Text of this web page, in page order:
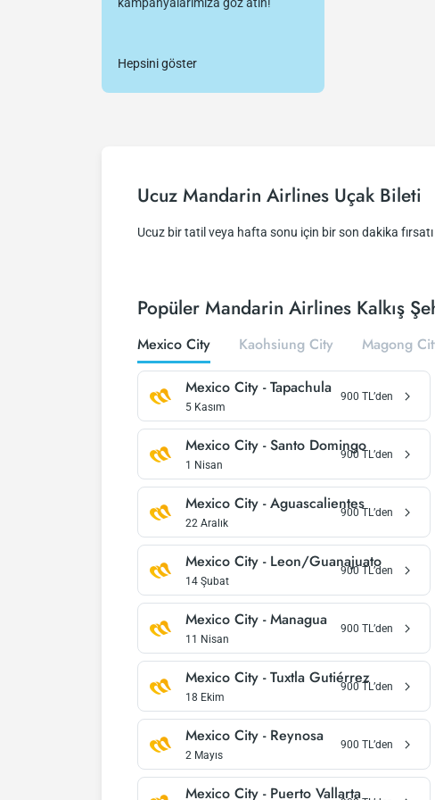
Hepsini göster
Ucuz Mandarin Airlines Uçak Bileti
Ucuz bir tatil veya hafta sonu için bir son dakika
Popüler Mandarin Airlines Kalkış
Mexico City Kaohsiung City Magong
Mexico City -Tapachula
5 Kasım
900 TL’den
Mexico City -Santo Domingo
1 Nisan
900TL’den
Mexico City -Aguascalientes
22 Aralık
900TL’den
Mexico City - Leon/Guanajuato
14 Şubat
900TL’den
Mexico City -Managua
11 Nisan
900 TL’den
Mexico City -Tuxtla Gutiérrez
18 Ekim
900TL’den
Mexico City - Reynosa
2 Mayıs
900 TL’den
Mexico City - Puerto Vallarta